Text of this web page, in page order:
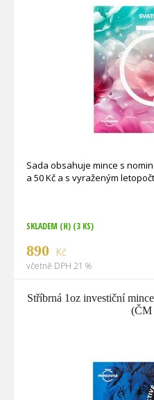
Sada obsahuje mince s
a 50 Kč a s vyraženým
SKLADEM (H) (3 KS)
890 Kč
včetně DPH 21 %
Stříbrná 1oz investiční
(ČM